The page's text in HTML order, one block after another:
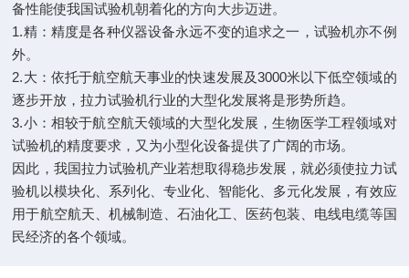
备性能使我国试验机朝着化的方向大步迈进。
1.精：精度是各种仪器设备永远不变的追求之一，试验机亦不例
外。
2.大：依托于航空航天事业的快速发展及3000米以下低空领域的
逐步开放，拉力试验机行业的大型化发展将是形势所趋。
3.小：相较于航空航天领域的大型化发展，生物医学工程领域对
试验机的精度要求，又为小型化设备提供了广阔的市场。
因此，我国拉力试验机产业若想取得稳步发展，就必须使拉力试
验机以模块化、系列化、专业化、智能化、多元化发展，有效应
用于航空航天、机械制造、石油化工、医药包装、电线电缆等国
民经济的各个领域。